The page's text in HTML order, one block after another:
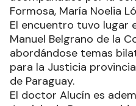
Formosa, María Noelia
El encuentro tuvo lugar
Manuel Belgrano de la
abordándose temas
para la Justicia
de Paraguay.
El doctor Alucín es